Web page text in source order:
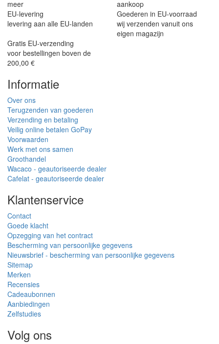
meer
aankoop
EU-levering
levering aan alle EU-landen
Goederen in EU-voorraad
wij verzenden vanuit ons
eigen magazijn
Gratis EU-verzending
voor bestellingen boven de
200,00 €
Informatie
Over ons
Terugzenden van goederen
Verzending en betaling
Veilig online betalen GoPay
Voorwaarden
Werk met ons samen
Groothandel
Wacaco - geautoriseerde dealer
Cafelat - geautoriseerde dealer
Klantenservice
Contact
Goede klacht
Opzegging van het contract
Bescherming van persoonlijke gegevens
Nieuwsbrief - bescherming van persoonlijke gegevens
Sitemap
Merken
Recensies
Cadeaubonnen
Aanbiedingen
Zelfstudies
Volg ons